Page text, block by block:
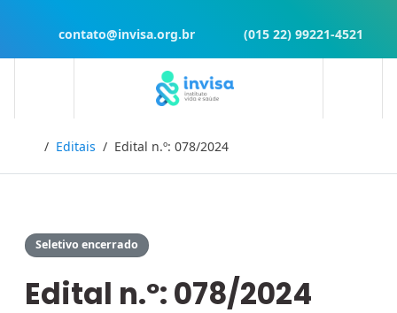
contato@invisa.org.br (015 22) 99221-4521
InícioEditais Edital n.º: 078/2024
Seletivo encerrado
Edital n.º: 078/2024